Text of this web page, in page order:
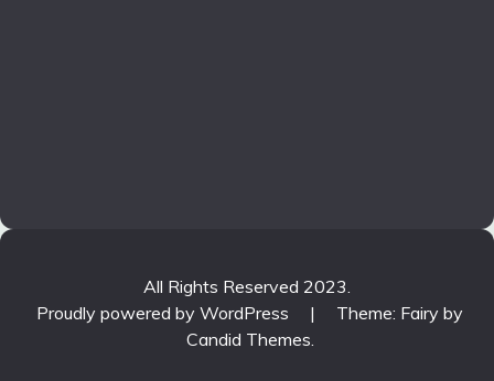
All Rights Reserved 2023.
Proudly powered by WordPress
|
Theme: Fairy by
Candid Themes